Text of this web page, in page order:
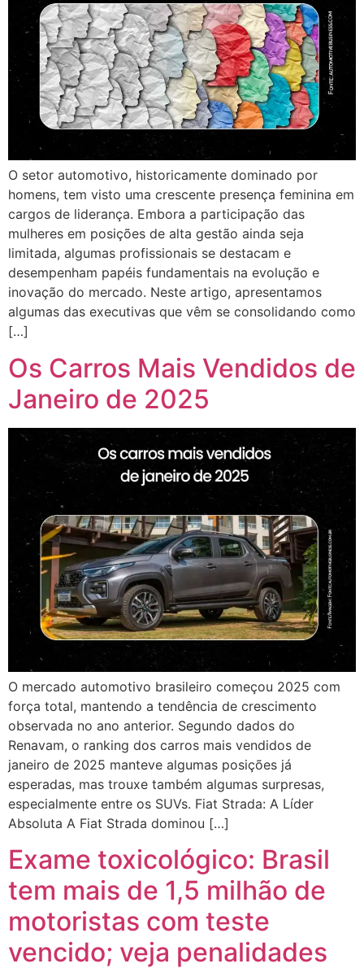
O setor automotivo, historicamente dominado por
homens, tem visto uma crescente presença feminina em
cargos de liderança. Embora a participação das
mulheres em posições de alta gestão ainda seja
limitada, algumas profissionais se destacam e
desempenham papéis fundamentais na evolução e
inovação do mercado. Neste artigo, apresentamos
algumas das executivas que vêm se consolidando como
[…]
Os Carros Mais Vendidos de
Janeiro de 2025
O mercado automotivo brasileiro começou 2025 com
força total, mantendo a tendência de crescimento
observada no ano anterior. Segundo dados do
Renavam, o ranking dos carros mais vendidos de
janeiro de 2025 manteve algumas posições já
esperadas, mas trouxe também algumas surpresas,
especialmente entre os SUVs. Fiat Strada: A Líder
Absoluta A Fiat Strada dominou […]
Exame toxicológico: Brasil
tem mais de 1,5 milhão de
motoristas com teste
vencido; veja penalidades